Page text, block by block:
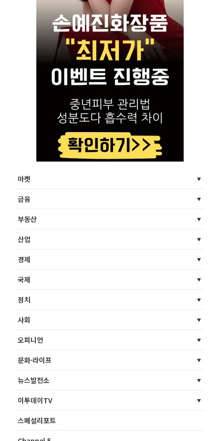
마켓
금융
부동산
산업
경제
국제
정치
사회
오피니언
문화·라이프
뉴스발전소
이투데이TV
스페셜리포트